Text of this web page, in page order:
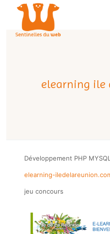
elearning ile
Développement PHP
elearning-
jeu concours